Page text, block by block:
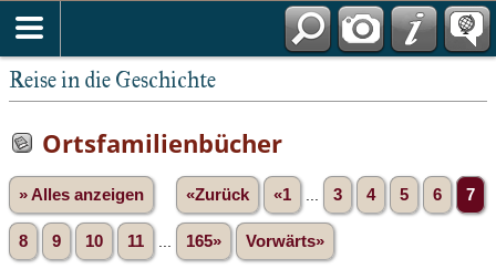
Reise in die Geschichte
Ortsfamilienbücher
» Alles anzeigen «Zurück «1 3 4 5 6 7
8 9 10 11 165» Vorwärts»